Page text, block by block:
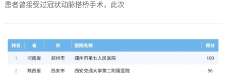
患者曾接受过冠状动脉搭桥手术，此次